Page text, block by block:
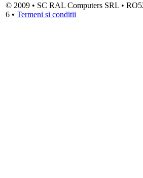
© 2009 • SC RAL Computers SRL •
6 • Termeni si conditii